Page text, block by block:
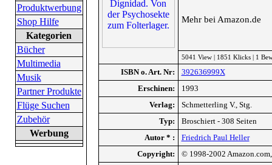
Produktwerbung
Shop Hilfe
Kategorien
Bücher
Multimedia
Musik
Partner Produkte
Flüge Suchen
Zubehör
Werbung
Mehr bei Amazon.de
5041 View | 1851 Klicks | 1
ISBN o. Art. Nr:
392636999X
Erschinen:
1993
Verlag:
Schmetterling V., Stg.
Typ:
Broschiert - 308 Seiten
Autor * :
Friedrich Paul Heller
Copyright:
© 1998-2002